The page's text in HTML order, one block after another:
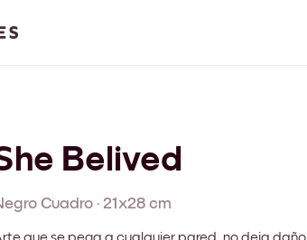
Belived
Cuadro · 21x28 cm